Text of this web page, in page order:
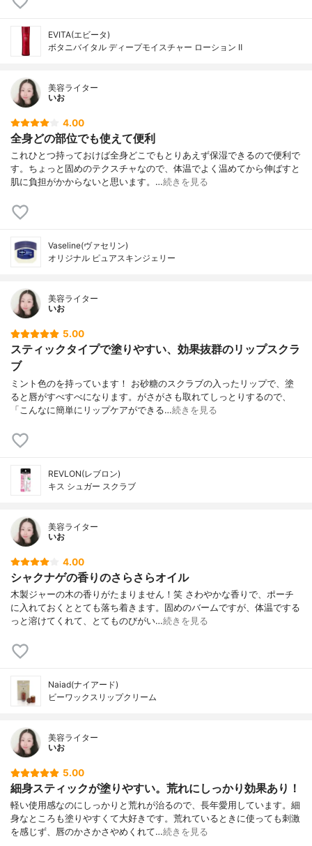
EVITA(エビータ)
ボタニバイタル ディープモイスチャー ローション Ⅱ
美容ライター
いお
4.00
全身どの部位でも使えて便利
これひとつ持っておけば全身どこでもとりあえず保湿できるので便利で
す。ちょっと固めのテクスチャなので、体温でよく温めてから伸ばすと
肌に負担がかからないと思います。…続きを見る
Vaseline(ヴァセリン)
オリジナル ピュアスキンジェリー
美容ライター
いお
5.00
スティックタイプで塗りやすい、効果抜群のリップスクラ
ブ
ミント色のを持っています！ お砂糖のスクラブの入ったリップで、塗
ると唇がすべすべになります。がさがさも取れてしっとりするので、
「こんなに簡単にリップケアができる…続きを見る
REVLON(レブロン)
キス シュガー スクラブ
美容ライター
いお
4.00
シャクナゲの香りのさらさらオイル
木製ジャーの木の香りがたまりません！笑 さわやかな香りで、ポーチ
に入れておくととても落ち着きます。固めのバームですが、体温でする
っと溶けてくれて、とてものびがい…続きを見る
Naiad(ナイアード)
ビーワックスリップクリーム
美容ライター
いお
5.00
細身スティックが塗りやすい。荒れにしっかり効果あり！
軽い使用感なのにしっかりと荒れが治るので、長年愛用しています。細
身なところも塗りやすくて大好きです。荒れているときに使っても刺激
を感じず、唇のかさかさやめくれて…続きを見る